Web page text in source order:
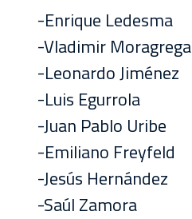
-Enrique Ledesma
-Vladimir Moragrega
-Leonardo Jiménez
-Luis Egurrola
-Juan Pablo Uribe
-Emiliano Freyfeld
-Jesús Hernández
-Saúl Zamora